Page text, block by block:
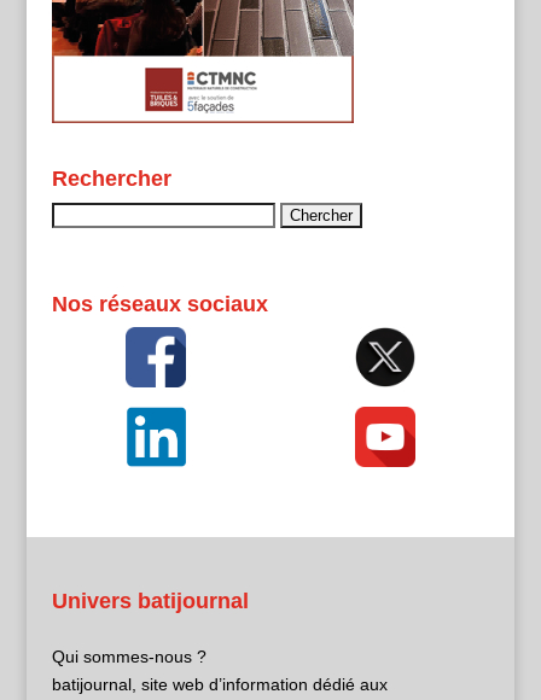
Rechercher
Nos réseaux sociaux
Univers batijournal
Qui sommes-nous ?
batijournal, site web d’information dédié aux